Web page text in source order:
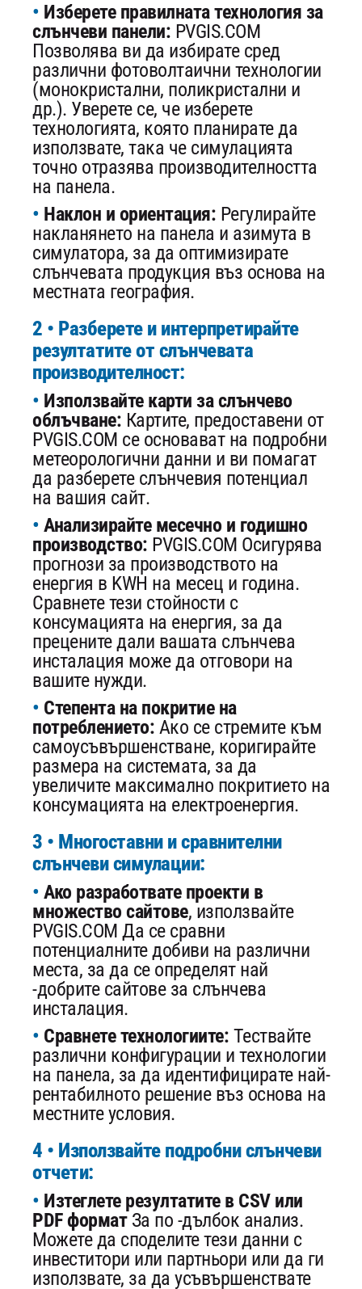
Изберете правилната технология за
слънчеви панели: PVGIS.COM
Позволява ви да избирате сред
различни фотоволтаични технологии
(монокристални, поликристални и
др.). Уверете се, че изберете
технологията, която планирате да
използвате, така че симулацията
точно отразява производителността
на панела.
Наклон и ориентация: Регулирайте
накланянето на панела и азимута в
симулатора, за да оптимизирате
слънчевата продукция въз основа на
местната география.
2 • Разберете и интерпретирайте
резултатите от слънчевата
производителност:
Използвайте карти за слънчево
облъчване: Картите, предоставени от
PVGIS.COM се основават на подробни
метеорологични данни и ви помагат
да разберете слънчевия потенциал
на вашия сайт.
Анализирайте месечно и годишно
производство: PVGIS.COM Осигурява
прогнози за производството на
енергия в KWH на месец и година.
Сравнете тези стойности с
консумацията на енергия, за да
прецените дали вашата слънчева
инсталация може да отговори на
вашите нужди.
Степента на покритие на
потреблението: Ако се стремите към
самоусъвършенстване, коригирайте
размера на системата, за да
увеличите максимално покритието на
консумацията на електроенергия.
3 • Многоставни и сравнителни
слънчеви симулации:
Ако разработвате проекти в
множество сайтове, използвайте
PVGIS.COM Да се ​​сравни
потенциалните добиви на различни
места, за да се определят най
-добрите сайтове за слънчева
инсталация.
Сравнете технологиите: Тествайте
различни конфигурации и технологии
на панела, за да идентифицирате най-
рентабилното решение въз основа на
местните условия.
4 • Използвайте подробни слънчеви
отчети:
Изтеглете резултатите в CSV или
PDF форматЗа по -дълбок анализ.
Можете да споделите тези данни с
инвеститори или партньори или да ги
използвате, за да усъвършенствате